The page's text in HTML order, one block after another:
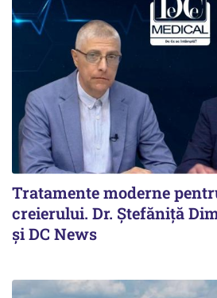
Tratamente moderne
creierului. Dr. Ștefăniță
și DC News